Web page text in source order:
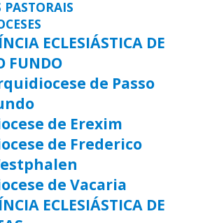
PASTORAIS
ECLESIÁSTICA DE
FUNDO
de Passo
de Erexim
de Frederico
de Vacaria
ECLESIÁSTICA DE